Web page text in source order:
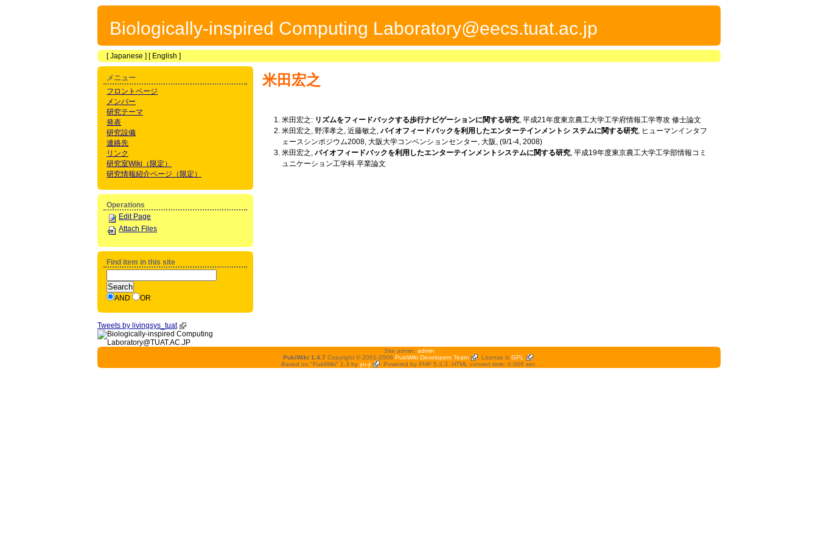
Biologically-inspired Computing Laboratory@eecs.tuat.ac.jp
[Japanese ] [ English ]
米田宏之
米田宏之: リズムをフィードバックする歩行ナビゲーションに関する研究, 平成21年度東京農工大学工学府情報工学専攻 修士論文
米田宏之, 野澤孝之, 近藤敏之, バイオフィードバックを利用したエンターテインメントシ ステムに関する研究, ヒューマンインタフ
ェースシンポジウム2008, 大阪大学コンベンションセンター, 大阪, (9/1-4, 2008)
米田宏之, バイオフィードバックを利用したエンターテインメントシステムに関する研究, 平成19年度東京農工大学工学部情報コミ
ュニケーション工学科 卒業論文
メニュー
フロントページ
メンバー
研究テーマ
発表
研究設備
連絡先
リンク
研究室Wiki（限定）
研究情報紹介ページ（限定）
Operations
Edit Page
Attach Files
Find item in this site
AND OR
Tweets by livingsys_tuat
Site admin: admin
PukiWiki 1.4.7 Copyright © 2001-2006 PukiWiki Developers Team . License is GPL
Based on "PukiWiki" 1.3 by yu-ji . Powered by PHP 5.3.3. HTML convert time: 0.006 sec.